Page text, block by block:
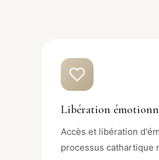
Libération
Accès et libération
processus cathartique